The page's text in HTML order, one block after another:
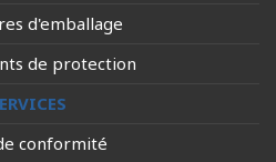
d'emballage
de protection
conformité